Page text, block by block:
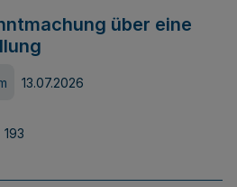
über eine
13.07.2026
193